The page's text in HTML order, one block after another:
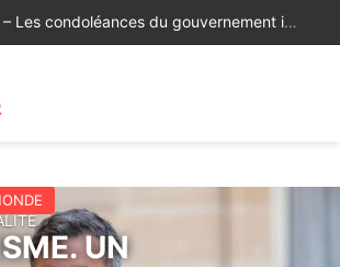
Communiqué – Les condoléances du gouvernement italien à la famille du regretté Abderrahim Fakir
UN